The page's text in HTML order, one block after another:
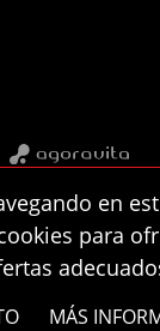
en
para
MÁS